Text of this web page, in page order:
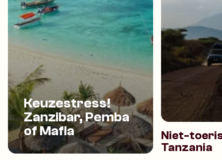
Keuzestress!
Zanzibar, Pemba
of Mafia
Niet-
Tanzania